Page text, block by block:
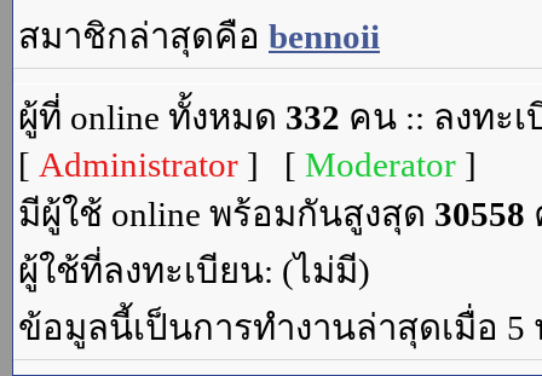
สมาชิกล่าสุดคือ bennoii
ผู้ที่ online ทั้งหมด 332 คน :: ลงทะ
[ Administrator ] [ Moderator ]
มีผู้ใช้ online พร้อมกันสูงสุด 30558
ผู้ใช้ที่ลงทะเบียน: (ไม่มี)
ข้อมูลนี้เป็นการทำงานล่าสุดเมื่อ 5